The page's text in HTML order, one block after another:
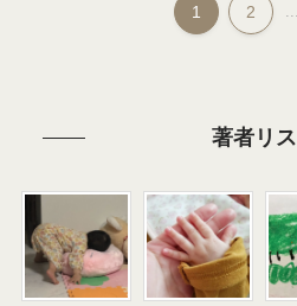
1 2
著者リ